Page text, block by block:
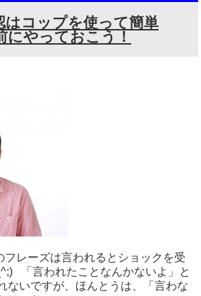
はコップを使って簡単
にやっておこう！
フレーズは言われるとショックを受
「言われたことなんかないよ」と
ないですが、ほんとうは、「言わな